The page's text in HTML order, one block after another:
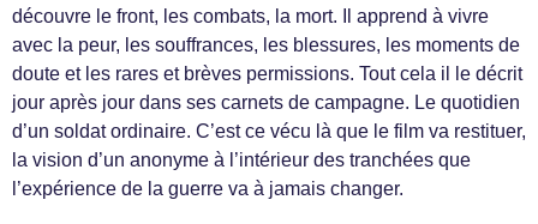
découvre le front, les combats, la mort. Il apprend à vivre
avec la peur, les souffrances, les blessures, les moments de
doute et les rares et brèves permissions. Tout cela il le décrit
jour après jour dans ses carnets de campagne. Le quotidien
d’un soldat ordinaire. C’est ce vécu là que le film va restituer,
la vision d’un anonyme à l’intérieur des tranchées que
l’expérience de la guerre va à jamais changer.